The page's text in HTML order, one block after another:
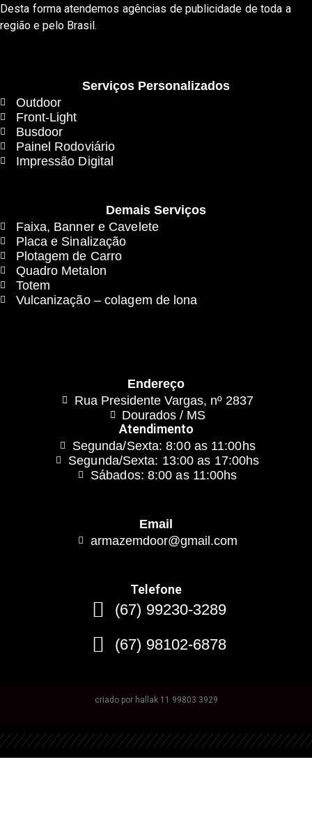
Desta forma atendemos agências de publicidade de toda a
região e pelo Brasil.
Serviços Personalizados
Outdoor
Front-Light
Busdoor
Painel Rodoviário
Impressão Digital
Demais Serviços
Faixa, Banner e Cavelete
Placa e Sinalização
Plotagem de Carro
Quadro Metalon
Totem
Vulcanização – colagem de lona
Endereço
Rua Presidente Vargas, nº 2837
Dourados / MS
Atendimento
Segunda/Sexta: 8:00 as 11:00hs
Segunda/Sexta: 13:00 as 17:00hs
Sábados: 8:00 as 11:00hs
Email
armazemdoor@gmail.com
Telefone
(67) 99230-3289
(67) 98102-6878
criado por hallak 11 99803 3929